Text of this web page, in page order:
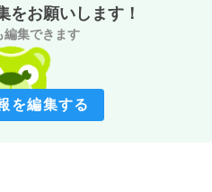
をお願いします！
編集できます
を編集する